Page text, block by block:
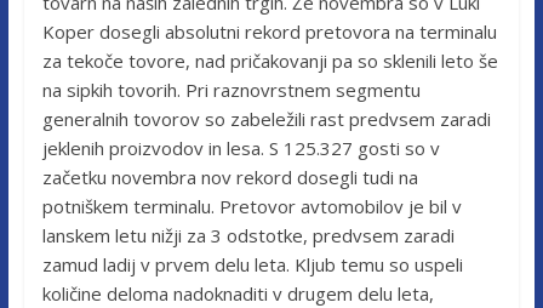
Koper dosegli absolutni rekord pretovora na terminalu
za tekoče tovore, nad pričakovanji pa so sklenili leto še
na sipkih tovorih. Pri raznovrstnem segmentu
generalnih tovorov so zabeležili rast predvsem zaradi
jeklenih proizvodov in lesa. S 125.327 gosti so v
začetku novembra nov rekord dosegli tudi na
potniškem terminalu. Pretovor avtomobilov je bil v
lanskem letu nižji za 3 odstotke, predvsem zaradi
zamud ladij v prvem delu leta. Kljub temu so uspeli
količine deloma nadoknaditi v drugem delu leta,